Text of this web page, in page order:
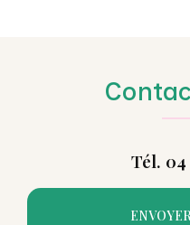
Tél. 04